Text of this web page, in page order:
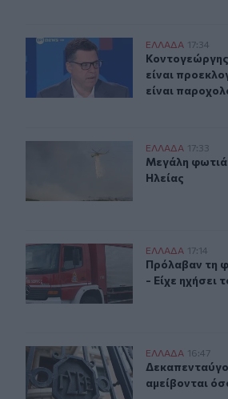
Κοντογεώργης: «Η φετινή ΔΕΘ
ΕΛΛAΔΑ 17:34
είναι
είναι
Μεγάλη φωτιά στο Μουζάκι
ΕΛΛAΔΑ 17:33
Μεγάλη
Μεγάλη
Ηλείας
Πρόλαβαν τη φωτιά στο Κορωπί -
ΕΛΛAΔΑ 17:14
Πρόλαβαν τη
Πρόλαβαν τη
- Είχε ηχήσει
Δεκαπενταύγουστος 2026: Πώς
ΕΛΛAΔΑ 16:47
αμείβονται